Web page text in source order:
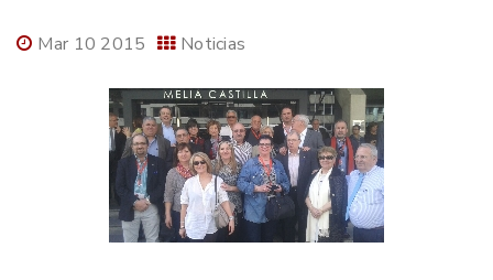
Mar 10 2015 Noticias